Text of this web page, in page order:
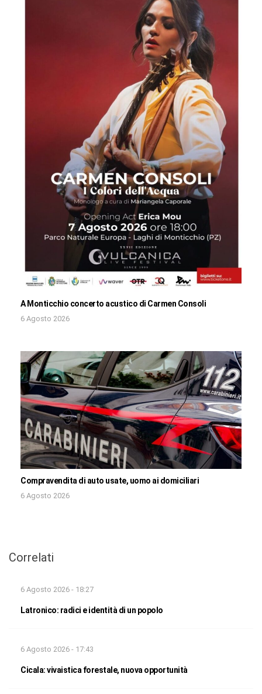
A Monticchio concerto acustico di Carmen Consoli
6 Agosto 2026
Compravendita di auto usate, uomo ai domiciliari
6 Agosto 2026
Correlati
6 Agosto 2026 - 18:27
Latronico: radici e identità di un popolo
6 Agosto 2026 - 17:43
Cicala: vivaistica forestale, nuova opportunità